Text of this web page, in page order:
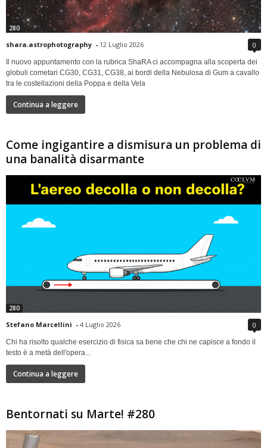
280
shara.astrophotography - 12 Luglio 2026 0
Il nuovo appuntamento con la rubrica ShaRA ci accompagna alla scoperta dei
globuli cometari CG30, CG31, CG38, ai bordi della Nebulosa di Gum a cavallo
tra le costellazioni della Poppa e della Vela
Continua a leggere
Come ingigantire a dismisura un problema di
una banalità disarmante
280
Stefano Marcellini - 4 Luglio 2026 0
Chi ha risolto qualche esercizio di fisica sa bene che chi ne capisce a fondo il
testo è a metà dell'opera...
Continua a leggere
Bentornati su Marte! #280